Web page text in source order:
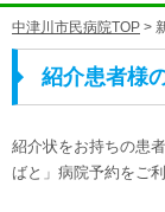
中津川市民病院TOP >
紹介患者様
紹介状をお持ちの患
ばと」病院予約をご